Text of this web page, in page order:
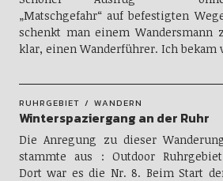
„Matschgefahr“ auf befestigten
schenkt man einem Wandersmann
klar, einen Wanderführer. Ich bekam
RUHRGEBIET WANDERN
Winterspaziergang an der Ruhr
Die Anregung zu dieser
stammte aus : Outdoor
Dort war es die Nr. 8. Beim Start